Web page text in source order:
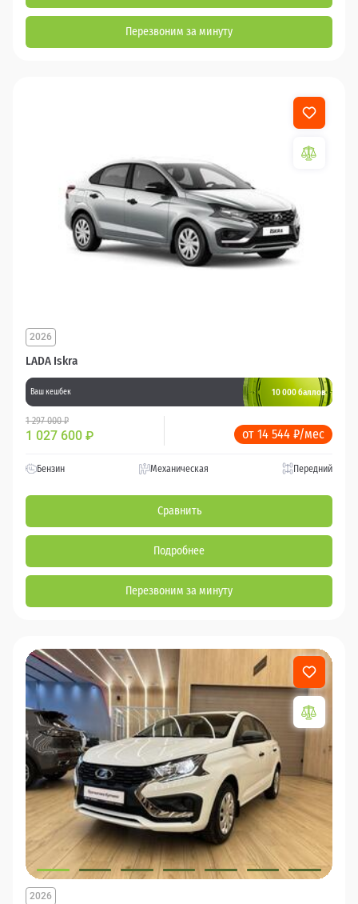
Перезвоним за минуту
LADA Iskra
2026
Ваш кешбек 10 000 баллов
1 297 000 ₽
1 027 600 ₽ от 14 544 ₽/мес
Бензин Механическая Передний
Сравнить
Подробнее
Перезвоним за минуту
2026